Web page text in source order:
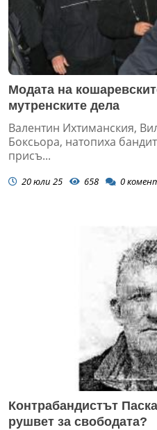
Модата на
мутренските дела
Валентин Ихтиманския,
Боксьора, натопиха
присъ...
20 юли 25 658 0
Контрабандистът
рушвет за свободата?